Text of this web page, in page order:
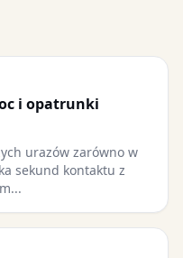
i opatrunki
urazów zarówno w
sekund kontaktu z